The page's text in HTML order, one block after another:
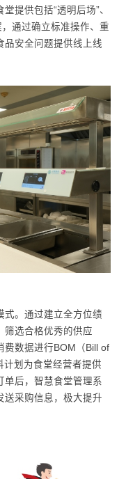
提供包括“透明后场”、
通过确立标准操作、重
品安全问题提供线上线
式。通过建立全方位绩
筛选合格优秀的供应
费数据进行BOM（Bill of
计划为食堂经营者提供
单后，智慧食堂管理系
送采购信息，极大提升